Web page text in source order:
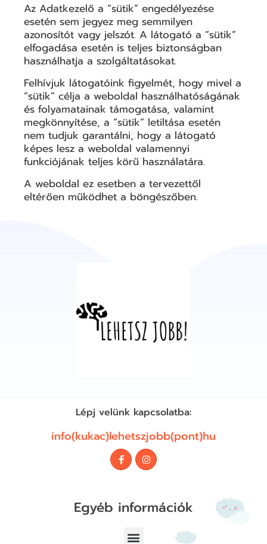
Az Adatkezelő a “sütik” engedélyezése
esetén sem jegyez meg semmilyen
azonosítót vagy jelszót. A látogató a “sütik”
elfogadása esetén is teljes biztonságban
használhatja a szolgáltatásokat.
Felhívjuk látogatóink figyelmét, hogy mivel a
“sütik” célja a weboldal használhatóságának
és folyamatainak támogatása, valamint
megkönnyítése, a “sütik” letiltása esetén
nem tudjuk garantálni, hogy a látogató
képes lesz a weboldal valamennyi
funkciójának teljes körű használatára.
A weboldal ez esetben a tervezettől
eltérően működhet a böngészőben.
Lépj velünk kapcsolatba:
info(kukac)lehetszjobb(pont)hu
Egyéb információk